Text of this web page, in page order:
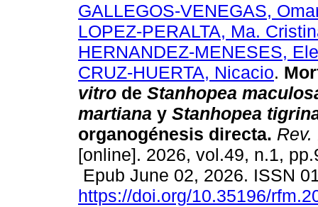
GALLEGOS-VENEGAS,
LOPEZ-PERALTA, Ma.
HERNANDEZ-MENESES,
CRUZ-HUERTA, Nicacio.
vitro de Stanhopea
martiana y Stanhopea
organogénesis directa.
[online]. 2026, vol.49, n.1,
Epub June 02, 2026. ISSN
https://doi.org/10.35196/